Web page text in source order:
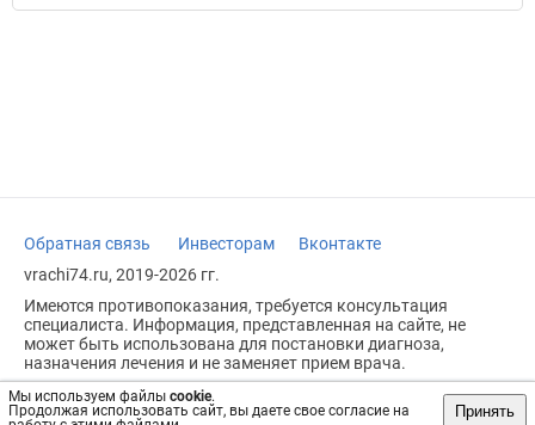
Мы используем файлы cookie.
Продолжая использовать сайт, вы даете свое согласие на
Принять
Обратная связь Инвесторам
Вконтакте
vrachi74.ru, 2019-2026 гг.
Имеются противопоказания, требуется консультация
специалиста. Информация, представленная на сайте, не
может быть использована для постановки диагноза,
назначения лечения и не заменяет прием врача.
Возрастное ограничение: 18+